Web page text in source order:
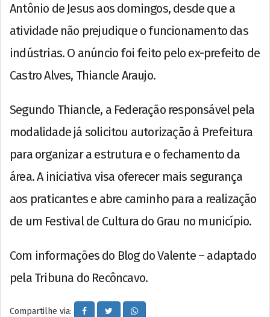
Antônio de Jesus aos domingos, desde que a
atividade não prejudique o funcionamento das
indústrias. O anúncio foi feito pelo ex-prefeito de
Castro Alves, Thiancle Araujo.
Segundo Thiancle, a Federação responsável pela
modalidade já solicitou autorização à Prefeitura
para organizar a estrutura e o fechamento da
área. A iniciativa visa oferecer mais segurança
aos praticantes e abre caminho para a realização
de um Festival de Cultura do Grau no município.
Com informações do Blog do Valente – adaptado
pela Tribuna do Recôncavo.
Compartilhe via: